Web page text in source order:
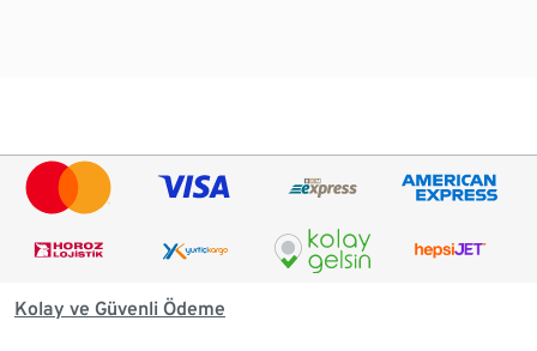
Kolay ve Güvenli Ödeme